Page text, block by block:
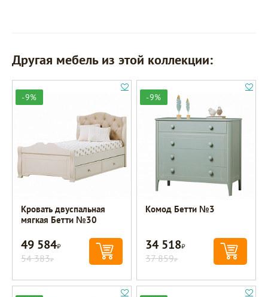
Другая мебель из этой коллекции:
-9%
Кровать двуспальная
мягкая Бетти №30
49 584Р
54 383Р
-9%
Комод Бетти №3
34 518Р
37 859Р